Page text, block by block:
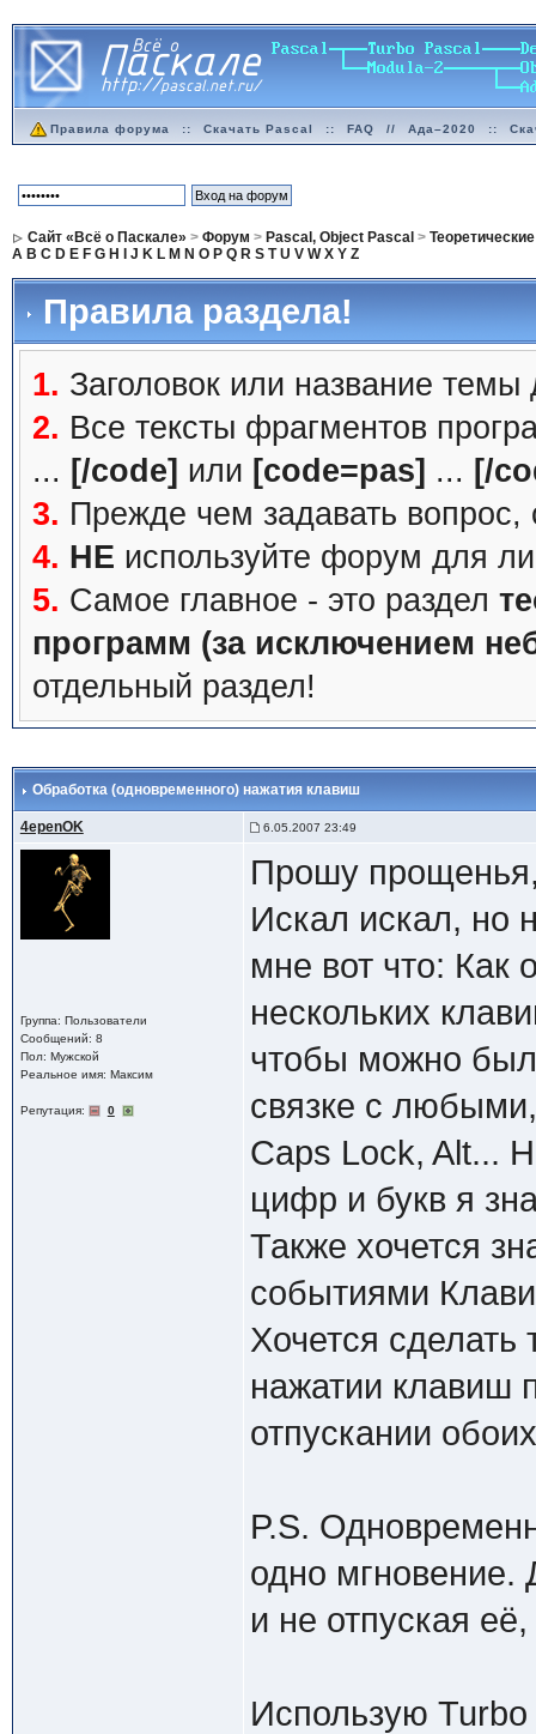
Правила форума :: Скачать Pascal :: FAQ // Ада–2020 ::
Сайт «Всё о Паскале» > Форум > Pascal, Object Pascal >
A B C D E F G H J K L M N O P Q R S T U V W X Y Z
Правила раздела!
1. Заголовок или название
2. Все тексты фрагментов
... [/code] или [code=pas] ... [/
3. Прежде чем задавать вопрос,
4. НЕ используйте форум для
5. Самое главное - это раздел
программ (за исключением
отдельный раздел!
Обработка (одновременного) нажатия клавиш
4epenOK 6.05.2007 23:49
Группа: Пользователи
Сообщений: 8
Пол: Мужской
Реальное имя: Максим
Репутация: 0
Прошу прощенья,
Искал искал, но
мне вот что: Как
нескольких
чтобы можно
связке с
Caps Lock, Alt...
цифр и букв я
Также хочется
событиями
Хочется
нажатии клавиш
отпускании
P.S.
одно мгновение.
и не отпуская
Использую